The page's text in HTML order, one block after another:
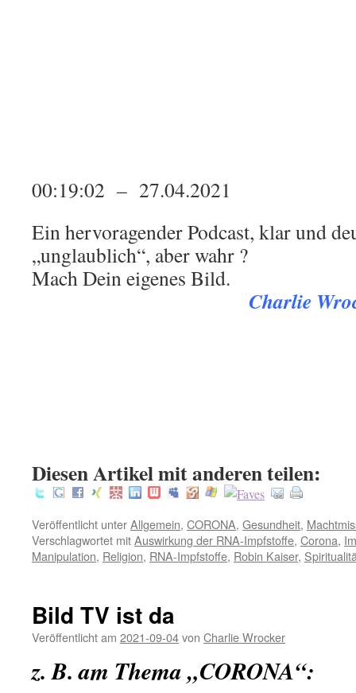
00:19:02 – 27.04.2021
Ein hervoragender Podcast, klar und
„unglaublich“, aber wahr ?
Mach Dein eigenes Bild.
Charlie
Diesen Artikel mit anderen teilen:
Veröffentlicht unterAllgemein, CORONA, Gesundheit,
Verschlagwortet mitAuswirkung der RNA-Impfstoffe, Corona,
Manipulation, Religion, RNA-Impfstoffe, Robin Kaiser,
Bild TV ist da
Veröffentlicht am 2021-09-04von Charlie Wrocker
z. B. am Thema „CORONA“: